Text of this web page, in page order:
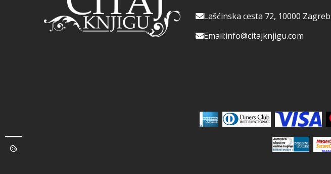
Lašćinska cesta 72, 10000
Email:info@citajknjigu.com